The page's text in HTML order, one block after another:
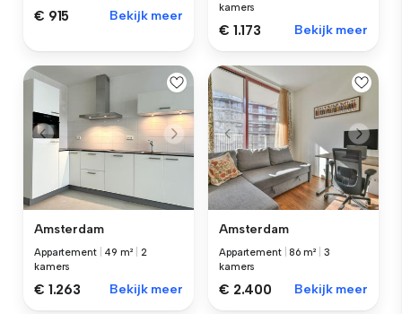
€ 915 Bekijk meer
kamers
€ 1.173 Bekijk meer
Amsterdam
Appartement 49 m²
2
kamers
€ 1.263 Bekijk meer
Amsterdam
Appartement |86 m²
3
kamers
€ 2.400 Bekijk meer